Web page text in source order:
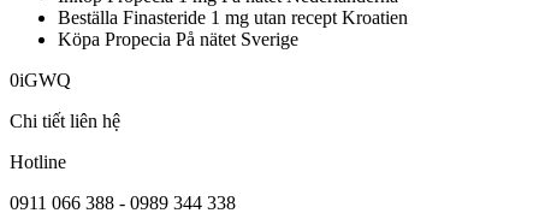
Beställa Finasteride 1 mg utan recept Kroatien
Köpa Propecia På nätet Sverige
0iGWQ
Chi tiết liên hệ
Hotline
0911 066 388 - 0989 344 338